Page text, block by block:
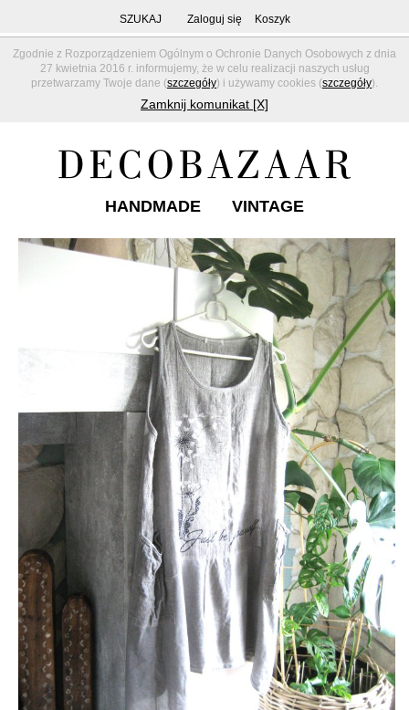
Zgodnie z Rozporządzeniem Ogólnym o Ochronie Danych Osobowych z dnia
27 kwietnia 2016 r. informujemy, że w celu realizacji naszych usług
przetwarzamy Twoje dane (szczegóły) i używamy cookies (szczegóły).
Zamknij komunikat [X]
SZUKAJ Zaloguj się Koszyk
HANDMADE VINTAGE